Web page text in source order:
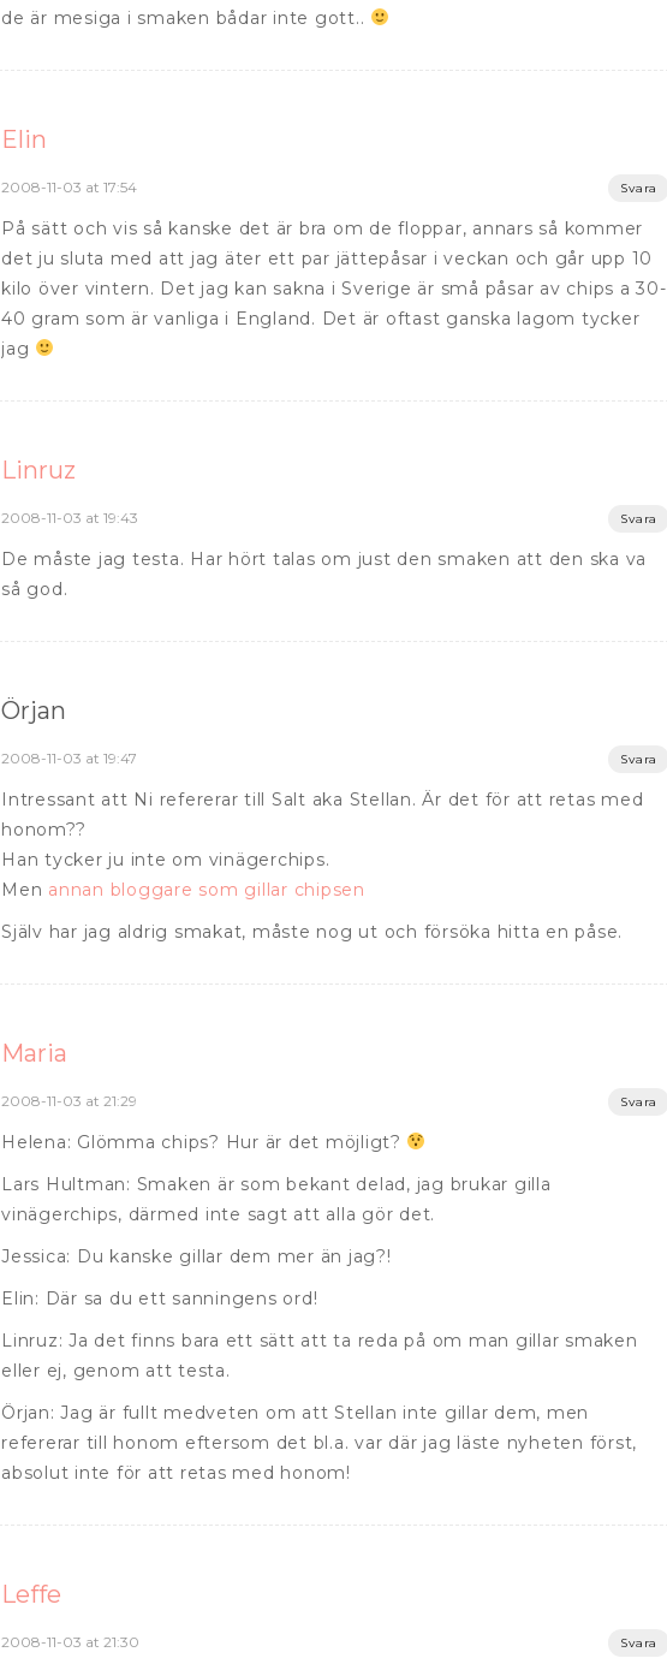
de är mesiga i smaken bådar inte gott..
Elin
2008-11-03 at 17:54 Svara
På sätt och vis så kanske det är bra om de floppar, annars så kommer
det ju sluta med att jag äter ett par jättepåsar i veckan och går upp 10
kilo över vintern. Det jag kan sakna i Sverige är små påsar av chips a 30-
40 gram som är vanliga i England. Det är oftast ganska lagom tycker
jag
Linruz
2008-11-03 at 19:43 Svara
De måste jag testa. Har hört talas om just den smaken att den ska va
så god.
Örjan
2008-11-03 at 19:47 Svara
Intressant att Ni refererar till Salt aka Stellan. Är det för att retas med
honom??
Han tycker ju inte om vinägerchips.
Men annan bloggare som gillar chipsen
Själv har jag aldrig smakat, måste nog ut och försöka hitta en påse.
Maria
2008-11-03 at 21:29 Svara
Helena: Glömma chips? Hur är det möjligt?
Lars Hultman: Smaken är som bekant delad, jag brukar gilla
vinägerchips, därmed inte sagt att alla gör det.
Jessica: Du kanske gillar dem mer än jag?!
Elin: Där sa du ett sanningens ord!
Linruz: Ja det finns bara ett sätt att ta reda på om man gillar smaken
eller ej, genom att testa.
Örjan: Jag är fullt medveten om att Stellan inte gillar dem, men
refererar till honom eftersom det bl.a. var där jag läste nyheten först,
absolut inte för att retas med honom!
Leffe
2008-11-03 at 21:30 Svara